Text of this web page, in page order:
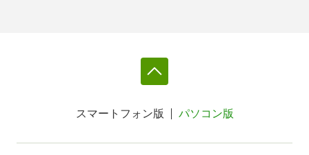
スマートフォン版 パソコン版